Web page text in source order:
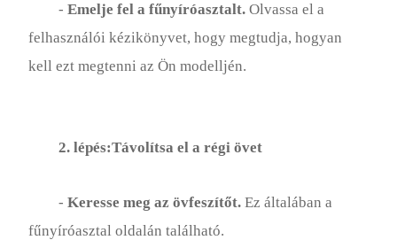
- Emelje fel a fűnyíróasztalt. Olvassa el a
felhasználói kézikönyvet, hogy megtudja, hogyan
kell ezt megtenni az Ön modelljén.
2. lépés:Távolítsa el a régi övet
- Keresse meg az övfeszítőt. Ez általában a
fűnyíróasztal oldalán található.